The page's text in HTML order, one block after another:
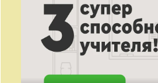
П?наралы? байланыс: ?дебиет,
Саба?ты? т?рі: жа?а білім беру
?дісі: с?ра?-жауап, т?сіндіру, ?з
Саба?ты? барысы: І ?йымдастыру
О?ушыларды? зейінін саба??а